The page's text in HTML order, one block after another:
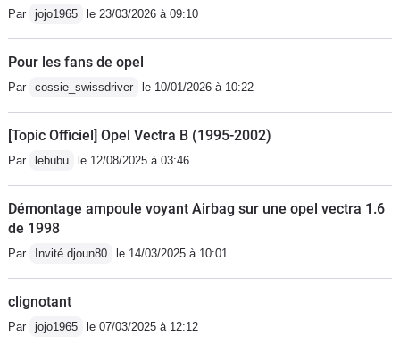
Par jojo1965 le 23/03/2026 à 09:10
Pour les fans de opel
Par cossie_swissdriver le 10/01/2026 à 10:22
[Topic Officiel] Opel Vectra B (1995-2002)
Par lebubu le 12/08/2025 à 03:46
Démontage ampoule voyant Airbag sur une opel vectra 1.6
de 1998
Par Invité djoun80 le 14/03/2025 à 10:01
clignotant
Par jojo1965 le 07/03/2025 à 12:12